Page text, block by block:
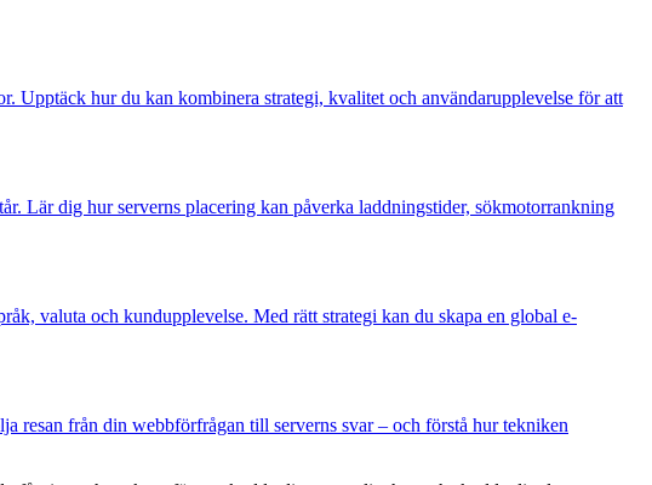
Upptäck hur du kan kombinera strategi, kvalitet och användarupplevelse för att
Lär dig hur serverns placering kan påverka laddningstider, sökmotorrankning
valuta och kundupplevelse. Med rätt strategi kan du skapa en global e-
resan från din webbförfrågan till serverns svar – och förstå hur tekniken